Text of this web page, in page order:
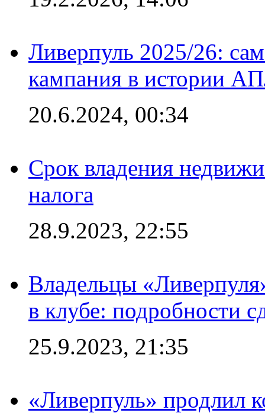
Ливерпуль 2025/26:
кампания в истории
20.6.2024, 00:34
Срок владения
налога
28.9.2023, 22:55
Владельцы
в клубе: подробности
25.9.2023, 21:35
«Ливерпуль» продлил